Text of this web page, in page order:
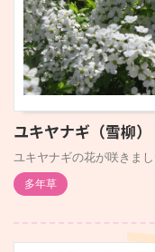
ユキヤナギ（雪柳
ユキヤナギの花が咲きま
多年草